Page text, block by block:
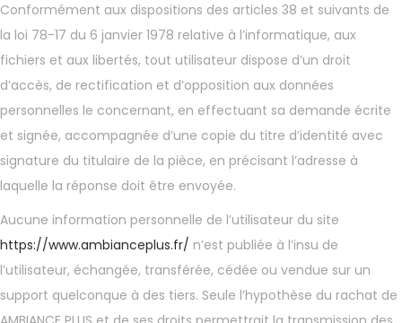
Conformément aux dispositions des articles 38 et suivants de
la loi 78-17 du 6 janvier 1978 relative à l’informatique, aux
fichiers et aux libertés, tout utilisateur dispose d’un droit
d’accès, de rectification et d’opposition aux données
personnelles le concernant, en effectuant sa demande écrite
et signée, accompagnée d’une copie du titre d’identité avec
signature du titulaire de la pièce, en précisant l’adresse à
laquelle la réponse doit être envoyée.
Aucune information personnelle de l’utilisateur du site
https://www.ambianceplus.fr/ n’est publiée à l’insu de
l’utilisateur, échangée, transférée, cédée ou vendue sur un
support quelconque à des tiers. Seule l’hypothèse du rachat de